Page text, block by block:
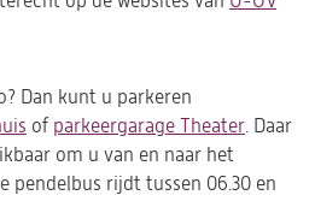
Dan kunt u parkeren
(opent
in
een
of parkeergarage Theater(opent
een
. Daar
om u van en naar het
pendelbus rijdt tussen 06.30 en